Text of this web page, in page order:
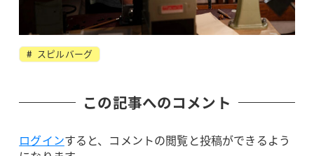
スピルバーグ
この記事へのコメント
ログインすると、コメントの閲覧と投稿ができるよう